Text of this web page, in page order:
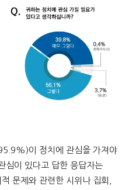
이 정치에 관심을 가져야
심이 있다고 답한 응답자는
문제와 관련한 시위나 집회,